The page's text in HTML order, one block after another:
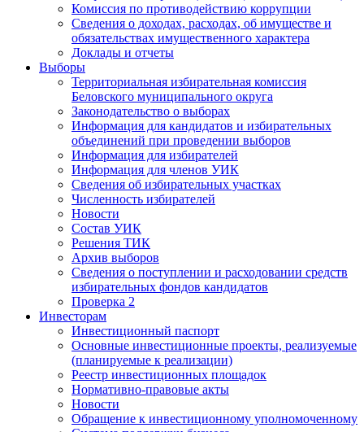
Комиссия по противодействию коррупции
Сведения о доходах, расходах, об имуществе и
обязательствах имущественного характера
Доклады и отчеты
Выборы
Территориальная избирательная комиссия
Беловского муниципального округа
Законодательство о выборах
Информация для кандидатов и избирательных
объединений при проведении выборов
Информация для избирателей
Информация для членов УИК
Сведения об избирательных участках
Численность избирателей
Новости
Состав УИК
Решения ТИК
Архив выборов
Сведения о поступлении и расходовании средств
избирательных фондов кандидатов
Проверка 2
Инвесторам
Инвестиционный паспорт
Основные инвестиционные проекты, реализуемые
(планируемые к реализации)
Реестр инвестиционных площадок
Нормативно-правовые акты
Новости
Обращение к инвестиционному уполномоченному